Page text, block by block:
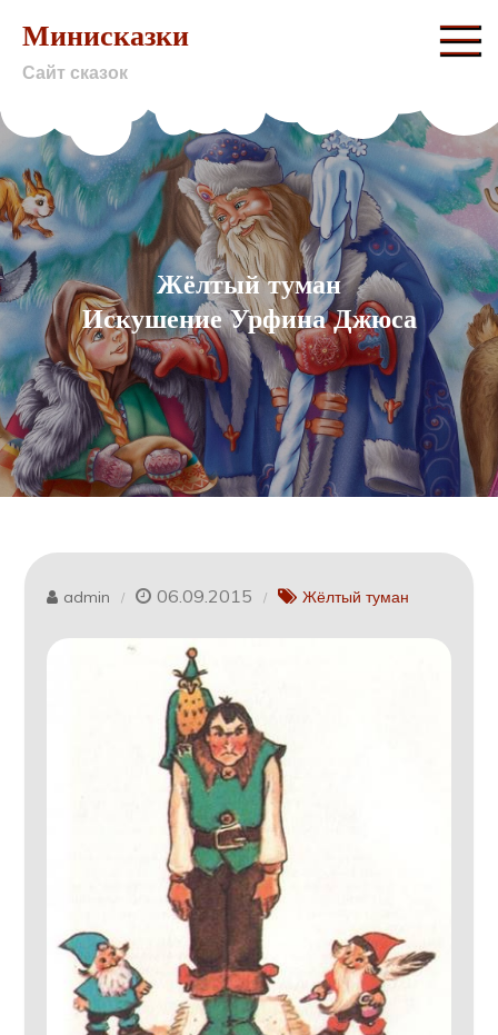
content
Минисказки
Сайт сказок
Жёлтый туман
Искушение Урфина Джюса
admin 06.09.2015 Жёлтый туман